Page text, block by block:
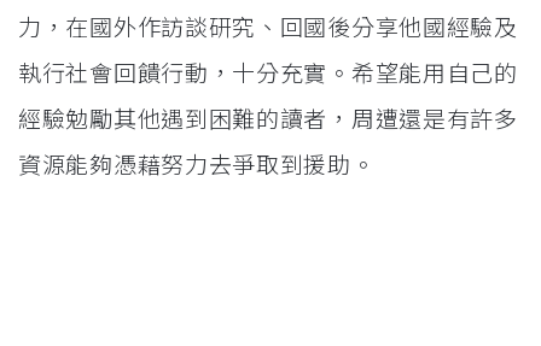
力，在國外作訪談研究、回國後分享他國經驗及
執行社會回饋行動，十分充實。希望能用自己的
經驗勉勵其他遇到困難的讀者，周遭還是有許多
資源能夠憑藉努力去爭取到援助。